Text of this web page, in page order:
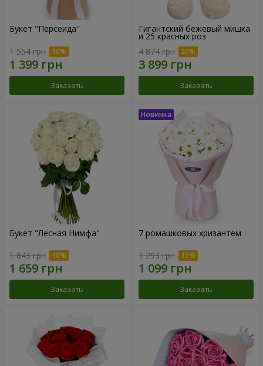
Букет "Персеида"
1 554 грн
Заказать
Гигантский бежевый мишка
и 25 красных роз
4 874 грн
Заказать
Букет "Лесная Нимфа"
1 843 грн
Заказать
7 ромашковых хризантем
1 293 грн
Заказать